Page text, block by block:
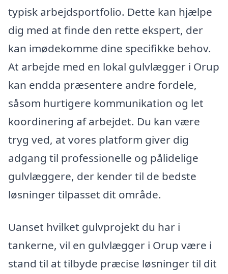
typisk arbejdsportfolio. Dette kan hjælpe
dig med at finde den rette ekspert, der
kan imødekomme dine specifikke behov.
At arbejde med en lokal gulvlægger i Orup
kan endda præsentere andre fordele,
såsom hurtigere kommunikation og let
koordinering af arbejdet. Du kan være
tryg ved, at vores platform giver dig
adgang til professionelle og pålidelige
gulvlæggere, der kender til de bedste
løsninger tilpasset dit område.
Uanset hvilket gulvprojekt du har i
tankerne, vil en gulvlægger i Orup være i
stand til at tilbyde præcise løsninger til dit